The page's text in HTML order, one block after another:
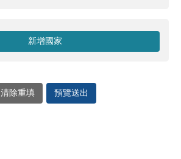
新增國家
清除重填 預覽送出